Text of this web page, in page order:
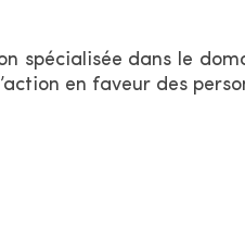
spécialisée dans le
en faveur des